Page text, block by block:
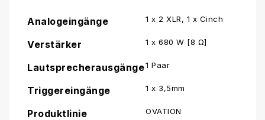
Analogeingänge 1 x 2 XLR, 1 x Cinch
Verstärker 1 x 680 W [8 Ω]
Lautsprecherausgänge1 Paar
Triggereingänge 1 x 3,5mm
Produktlinie OVATION